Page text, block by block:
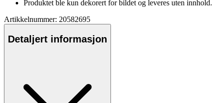
Produktet ble kun dekorert for bildet og leveres uten innhold.
Artikkelnummer: 20582695
Detaljert informasjon